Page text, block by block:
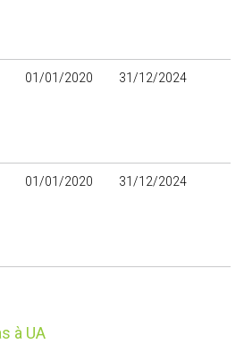
01/01/2020 31/12/2024
01/01/2020 31/12/2024
à UA